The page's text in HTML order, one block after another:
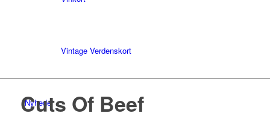
Vintage Verdenskort
Nyheder
Cuts Of Beef